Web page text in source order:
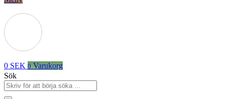
0 SEK 0 Varukorg
Sök